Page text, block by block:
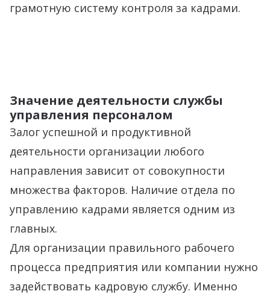
грамотную систему контроля за кадрами.
Значение деятельности службы
управления персоналом
Залог успешной и продуктивной
деятельности организации любого
направления зависит от совокупности
множества факторов. Наличие отдела по
управлению кадрами является одним из
главных.
Для организации правильного рабочего
процесса предприятия или компании нужно
задействовать кадровую службу. Именно